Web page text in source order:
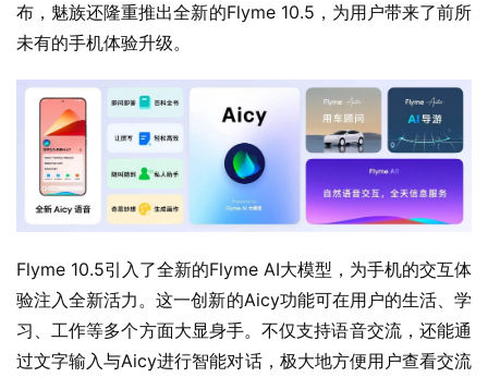
布，魅族还隆重推出全新的Flyme 10.5，为用户带来了前所
未有的手机体验升级。
Flyme 10.5引入了全新的Flyme AI大模型，为手机的交互体
验注入全新活力。这一创新的Aicy功能可在用户的生活、学
习、工作等多个方面大显身手。不仅支持语音交流，还能通
过文字输入与Aicy进行智能对话，极大地方便用户查看交流